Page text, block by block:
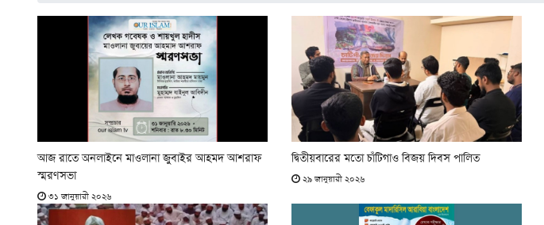
আজ রাতে অনলাইনে মাওলানা জুবাইর আহমদ আশরাফ
স্মরণসভা
৩১ জানুয়ারী ২০২৬
দ্বিতীয়বারের মতো চাঁটিগাও বিজয় দিবস পালিত
২৯ জানুয়ারী ২০২৬